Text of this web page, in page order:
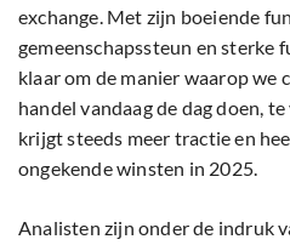
exchange. Met zijn boeiende
gemeenschapssteun en sterke
klaar om de manier waarop
handel vandaag de dag doen,
krijgt steeds meer tractie en
ongekende winsten in 2025.
Analisten zijn onder de indruk